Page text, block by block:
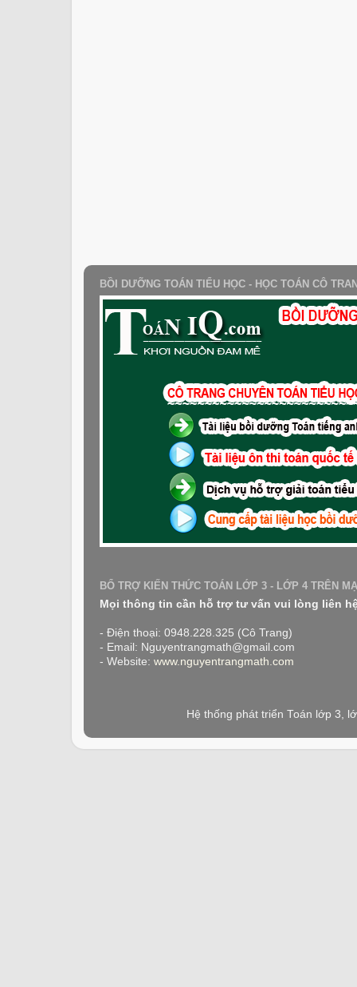
BỒI DƯỠNG TOÁN TIỂU HỌC - HỌC TOÁN CÔ
BỔ TRỢ KIẾN THỨC TOÁN LỚP 3 - LỚP 4 TRÊN
Mọi thông tin cần hỗ trợ tư vấn vui lòng liên
- Điện thoại: 0948.228.325 (Cô Trang)
- Email: Nguyentrangmath@gmail.com
- Website: www.nguyentrangmath.com
Hệ thống phát triển Toán lớp 3,